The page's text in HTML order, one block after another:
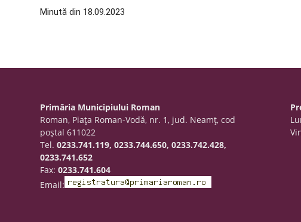
Minută din 18.09.2023
Primăria Municipiului Roman
Roman, Piaţa Roman-Vodă, nr. 1, jud. Neamţ, cod
poştal 611022
Tel.0233.741.119, 0233.744.650, 0233.742.428,
0233.741.652
Fax:0233.741.604
Email: